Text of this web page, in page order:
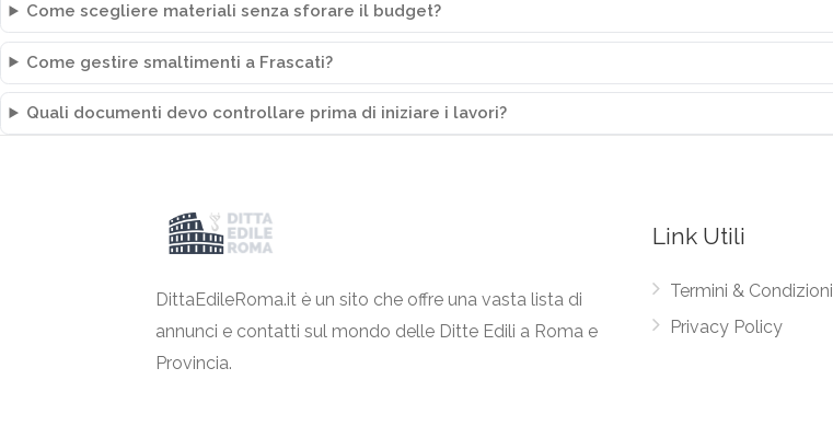
Come scegliere materiali senza sforare il budget?
Come gestire smaltimenti a Frascati?
Quali documenti devo controllare prima di iniziare i lavori?
DittaEdileRoma.it è un sito che offre una vasta lista di
annunci e contatti sul mondo delle Ditte Edili a Roma e
Provincia.
Link Utili
Termini & Condizioni
Privacy Policy